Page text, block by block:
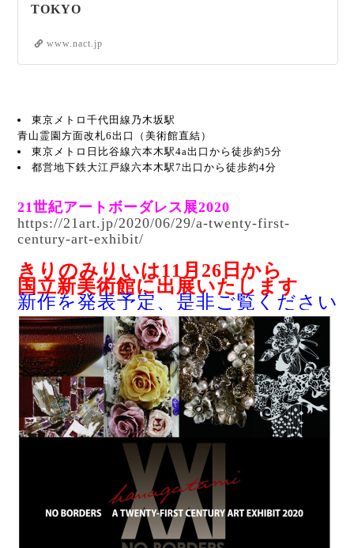
TOKYO
www.nact.jp
東京メトロ千代田線乃木坂駅
青山霊園方面改札6出口（美術館直結）
東京メトロ日比谷線六本木駅4a出口から徒歩約5分
都営地下鉄大江戸線六本木駅7出口から徒歩約4分
21世紀アートボーダレス展2020
https://21art.jp/2020/06/29/a-twenty-first-
century-art-exhibit/
きりのみりいは11月26日から
国立新美術館に出展いたします
新作を発表予定、是非ご覧ください